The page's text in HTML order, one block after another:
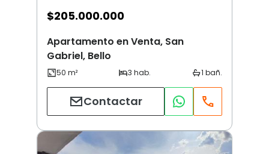
$205.000.000
Apartamento en Venta, San
Gabriel, Bello
Contactar